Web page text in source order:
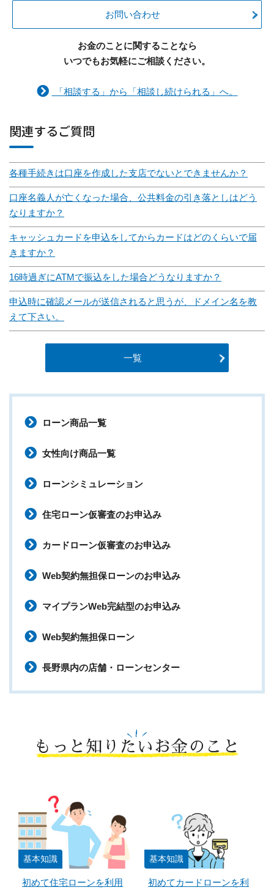
お問い合わせ
お金のことに関することなら
いつでもお気軽にご相談ください。
「相談する」から「相談し続けられる」へ。
関連するご質問
各種手続きは口座を作成した支店でないとできませんか？
口座名義人が亡くなった場合、公共料金の引き落としはどう
なりますか？
キャッシュカードを申込をしてからカードはどのくらいで届
きますか？
16時過ぎにATMで振込をした場合どうなりますか？
申込時に確認メールが送信されると思うが、ドメイン名を教
えて下さい。
一覧
ローン商品一覧
女性向け商品一覧
ローンシミュレーション
住宅ローン仮審査のお申込み
カードローン仮審査のお申込み
Web契約無担保ローンのお申込み
マイプランWeb完結型のお申込み
Web契約無担保ローン
長野県内の店舗・ローンセンター
もっと知りたいお金のこと
基本知識
初めて住宅ローンを利用
基本知識
初めてカードローンを利